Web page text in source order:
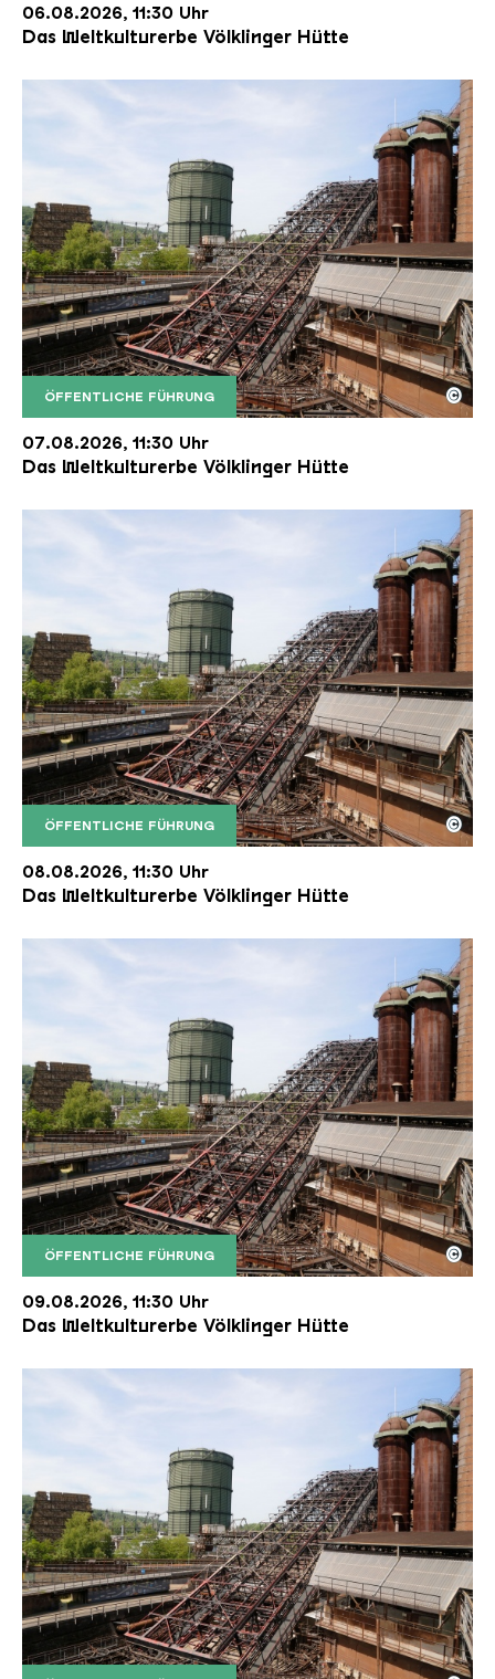
06.08.2026, 11:30 Uhr
Das Weltkulturerbe Völklinger Hütte
ÖFFENTLICHE FÜHRUNG
Der Erzschrägaufzug der Völklinger Hütte mit
Copyright: Weltkulturerbe Völklinger Hütte | Karl
©
07.08.2026, 11:30 Uhr
Das Weltkulturerbe Völklinger Hütte
ÖFFENTLICHE FÜHRUNG
Der Erzschrägaufzug der Völklinger Hütte mit
Copyright: Weltkulturerbe Völklinger Hütte | Karl
©
08.08.2026, 11:30 Uhr
Das Weltkulturerbe Völklinger Hütte
ÖFFENTLICHE FÜHRUNG
Der Erzschrägaufzug der Völklinger Hütte mit
Copyright: Weltkulturerbe Völklinger Hütte | Karl
©
09.08.2026, 11:30 Uhr
Das Weltkulturerbe Völklinger Hütte